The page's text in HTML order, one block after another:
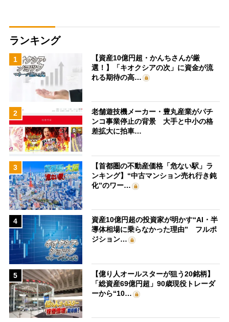
ランキング
1
【資産10億円超・かんちさんが厳
選！】「キオクシアの次」に資金が流
れる期待の高…
2
老舗遊技機メーカー・豊丸産業がパチ
ンコ事業停止の背景 大手と中小の格
差拡大に拍車…
3
【首都圏の不動産価格「危ない駅」ラ
ンキング】“中古マンション売れ行き鈍
化”のワー…
4
資産10億円超の投資家が明かす“AI・半
導体相場に乗らなかった理由” フルポ
ジション…
5
【億り人オールスターが狙う20銘柄】
「総資産69億円超」90歳現役トレーダ
ーから“10…